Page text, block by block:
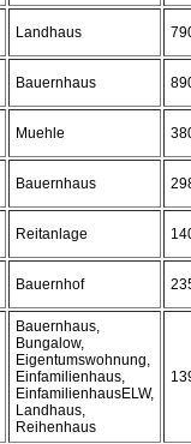
Landhaus
Bauernhaus
Muehle
Bauernhaus
Reitanlage
Bauernhof
Bauernhaus,
Bungalow,
Eigentumswohnung,
Einfamilienhaus,
EinfamilienhausELW,
Landhaus,
Reihenhaus